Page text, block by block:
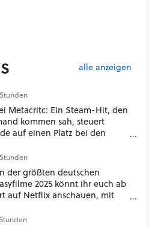
alle anzeigen
Metacritc: Ein Steam-Hit, den
kommen sah, steuert
auf einen Platz bei den
der größten deutschen
2025 könnt ihr euch ab
auf Netflix anschauen, mit